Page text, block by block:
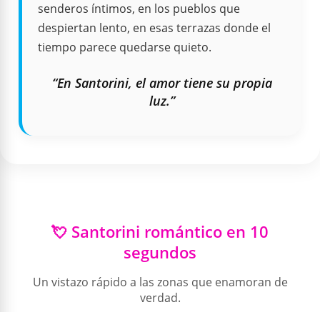
senderos íntimos, en los pueblos que
despiertan lento, en esas terrazas donde el
tiempo parece quedarse quieto.
“En Santorini, el amor tiene su propia
luz.”
💘 Santorini romántico en 10
segundos
Un vistazo rápido a las zonas que enamoran de
verdad.